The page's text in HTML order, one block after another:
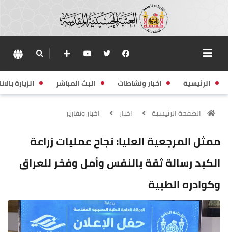
الرئيسية اخبار ونشاطات البث المباشر الزيارة
الصفحة الرئيسية اخبار اخبار وتقارير
ممثل المرجعية العليا: نجاح عمليات زراعة
الكبد رسالة ثقة بالنفس وأمل وفخر للعراق
وكوادره الطبية